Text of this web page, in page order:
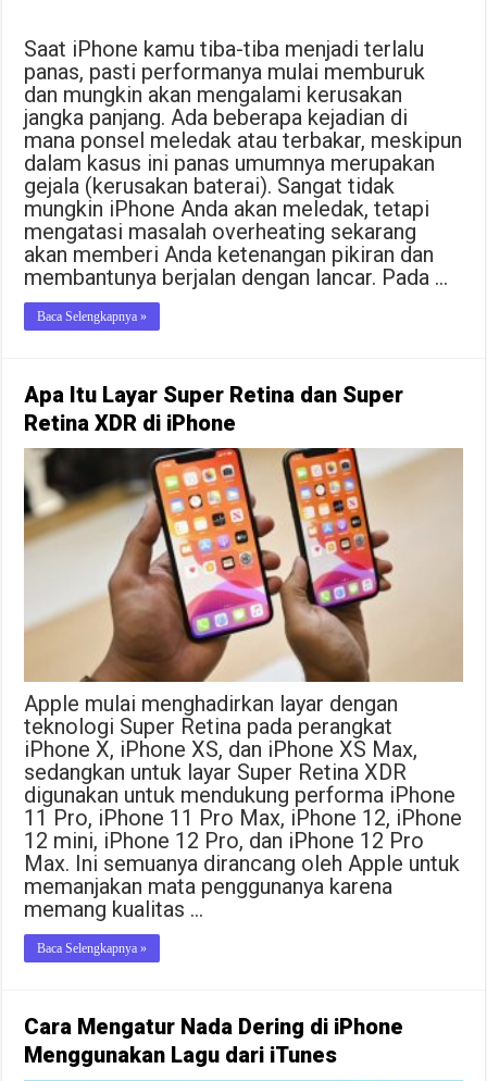
Saat iPhone kamu tiba-tiba menjadi terlalu
panas, pasti performanya mulai memburuk
dan mungkin akan mengalami kerusakan
jangka panjang. Ada beberapa kejadian di
mana ponsel meledak atau terbakar, meskipun
dalam kasus ini panas umumnya merupakan
gejala (kerusakan baterai). Sangat tidak
mungkin iPhone Anda akan meledak, tetapi
mengatasi masalah overheating sekarang
akan memberi Anda ketenangan pikiran dan
membantunya berjalan dengan lancar. Pada …
Baca Selengkapnya »
Apa Itu Layar Super Retina dan Super
Retina XDR di iPhone
Apple mulai menghadirkan layar dengan
teknologi Super Retina pada perangkat
iPhone X, iPhone XS, dan iPhone XS Max,
sedangkan untuk layar Super Retina XDR
digunakan untuk mendukung performa iPhone
11 Pro, iPhone 11 Pro Max, iPhone 12, iPhone
12 mini, iPhone 12 Pro, dan iPhone 12 Pro
Max. Ini semuanya dirancang oleh Apple untuk
memanjakan mata penggunanya karena
memang kualitas …
Baca Selengkapnya »
Cara Mengatur Nada Dering di iPhone
Menggunakan Lagu dari iTunes